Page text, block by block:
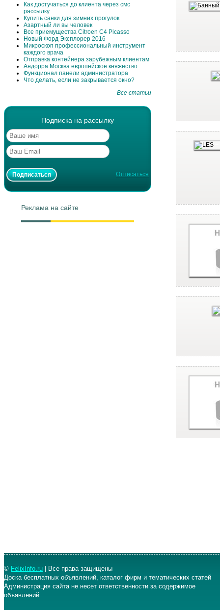
Как достучаться до клиента через смс
рассылку
Купить санки для зимних прогулок
Азартный ли вы человек
Все приемущества Сitroen C4 Picasso
Новый Форд Эксплорер 2016
Микроскоп профессиональный инструмент
каждого врача
Отправка контейнера зарубежным клиентам
Андорра Москва европейское княжество
Функционал панели администратора
Что делать, если не закрывается окно?
Все статьи
Подписка на рассылку
Отписаться
Реклама на сайте
© FelixInfo.ru | Все права защищены
Доска бесплатных объявлений, каталог фирм и тематических статей
Администрация сайта не несет ответственности за содержимое
объявлений